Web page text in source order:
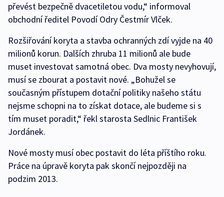
převést bezpečně dvacetiletou vodu,“ informoval
obchodní ředitel Povodí Odry Čestmír Vlček.
Rozšiřování koryta a stavba ochranných zdí vyjde na 40
milionů korun. Dalších zhruba 11 milionů ale bude
muset investovat samotná obec. Dva mosty nevyhovují,
musí se zbourat a postavit nové. „Bohužel se
současným přístupem dotační politiky našeho státu
nejsme schopni na to získat dotace, ale budeme si s
tím muset poradit,“ řekl starosta Sedlnic František
Jordánek.
Nové mosty musí obec postavit do léta příštího roku.
Práce na úpravě koryta pak skončí nejpozději na
podzim 2013.